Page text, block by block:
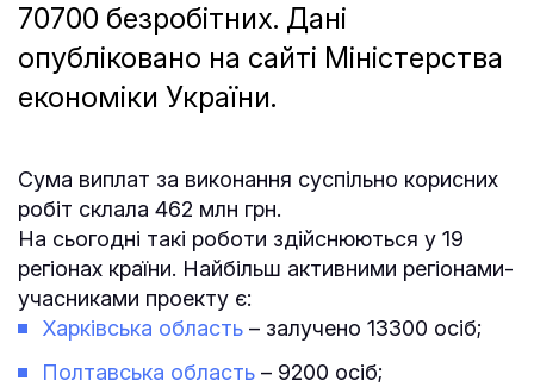
70700 безробітних. Дані
опубліковано на сайті Міністерства
економіки України.
Сума виплат за виконання суспільно корисних
робіт склала 462 млн грн.
На сьогодні такі роботи здійснюються у 19
регіонах країни. Найбільш активними регіонами-
учасниками проекту є:
Харківська область – залучено 13300 осіб;
Полтавська область – 9200 осіб;